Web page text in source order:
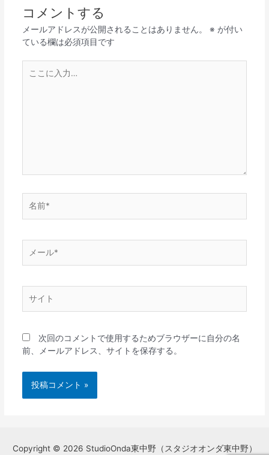
コメントする
メールアドレスが公開されることはありません。 ※ が付い
ている欄は必須項目です
前
ー
次回のコメントで使用するためブラウザーに自分の名
前、メールアドレス、サイトを保存する。
Copyright © 2026 StudioOnda東中野（スタジオオンダ東中野）